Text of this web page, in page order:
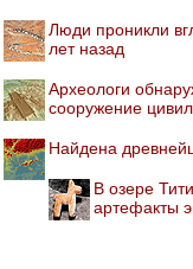
Люди проникли
лет назад
Археологи
сооружение
Найдена
В озере
артефакты